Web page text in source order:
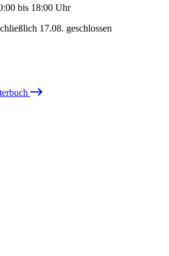
bis 18:00 Uhr
17.08. geschlossen